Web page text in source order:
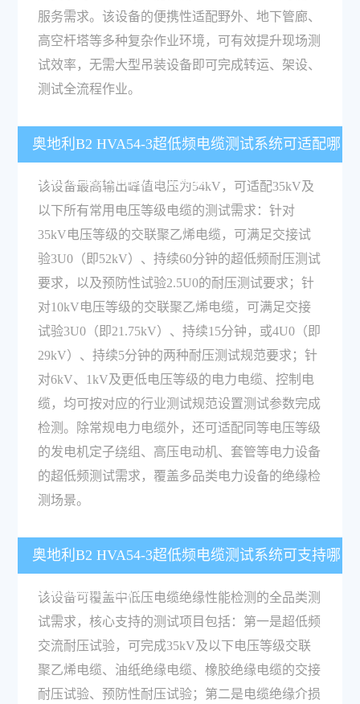
服务需求。该设备的便携性适配野外、地下管廊、
高空杆塔等多种复杂作业环境，可有效提升现场测
试效率，无需大型吊装设备即可完成转运、架设、
测试全流程作业。
奥地利B2 HVA54-3超低频电缆测试系统可适配哪
些电压等级的电缆测试需求？
该设备最高输出峰值电压为54kV，可适配35kV及
以下所有常用电压等级电缆的测试需求：针对
35kV电压等级的交联聚乙烯电缆，可满足交接试
验3U0（即52kV）、持续60分钟的超低频耐压测试
要求，以及预防性试验2.5U0的耐压测试要求；针
对10kV电压等级的交联聚乙烯电缆，可满足交接
试验3U0（即21.75kV）、持续15分钟，或4U0（即
29kV）、持续5分钟的两种耐压测试规范要求；针
对6kV、1kV及更低电压等级的电力电缆、控制电
缆，均可按对应的行业测试规范设置测试参数完成
检测。除常规电力电缆外，还可适配同等电压等级
的发电机定子绕组、高压电动机、套管等电力设备
的超低频测试需求，覆盖多品类电力设备的绝缘检
测场景。
奥地利B2 HVA54-3超低频电缆测试系统可支持哪
些电缆测试项目？
该设备可覆盖中低压电缆绝缘性能检测的全品类测
试需求，核心支持的测试项目包括：第一是超低频
交流耐压试验，可完成35kV及以下电压等级交联
聚乙烯电缆、油纸绝缘电缆、橡胶绝缘电缆的交接
耐压试验、预防性耐压试验；第二是电缆绝缘介损